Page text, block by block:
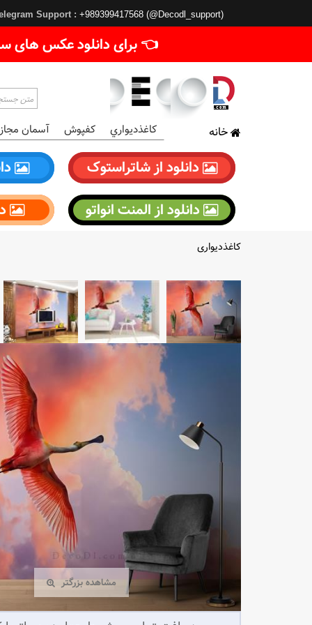
Support : +989399417568 (@Decodl_support)
👈 برای دانلود عکس های
خانه کاغذديواري کفپوش آسمان
دانلود از شاتراستوک
دانلود از المنت انواتو
کاغذدیواری
مشاهده بزرگتر